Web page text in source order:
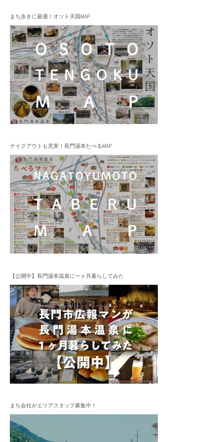
まち歩きに最適！オソト天国MAP
テイクアウトも充実！長門湯本たべるMAP
【公開中】長門湯本温泉に一ヶ月暮らしてみた
まち会社がエリアスタッフ募集中！